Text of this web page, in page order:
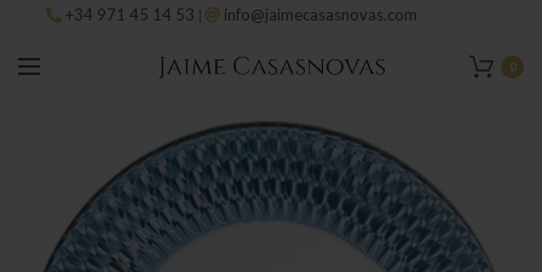
+34 971 45 14 53 | info@jaimecasasnovas.com
0